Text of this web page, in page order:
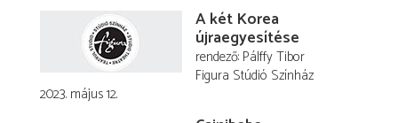
A két Korea
újraegyesítése
rendező Pálffy Tibor
Figura Stúdió Színház
2023. május 12.